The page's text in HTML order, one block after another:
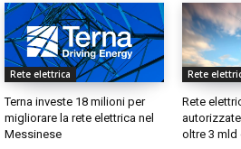
Rete elettrica
Terna investe 18 milioni per
migliorare la rete elettrica nel
Messinese
Rete
Rete
oltre 3 mld